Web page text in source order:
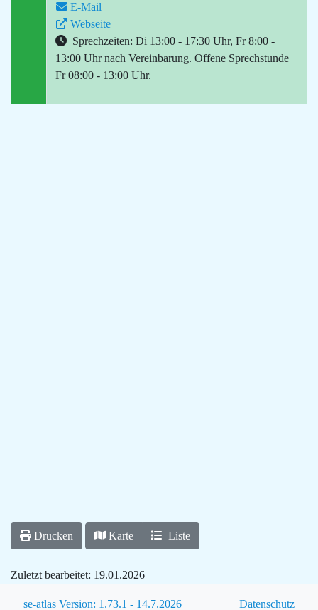
E-Mail
Webseite
Sprechzeiten: Di 13:00 - 17:30 Uhr, Fr 8:00 -
13:00 Uhr nach Vereinbarung. Offene Sprechstunde
Fr 08:00 - 13:00 Uhr.
Drucken Karte Liste
Zuletzt bearbeitet: 19.01.2026
se-atlas Version: 1.73.1 - 14.7.2026 Datenschutz